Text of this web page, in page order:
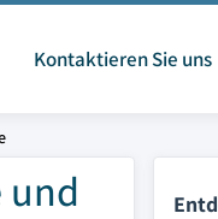
Kontaktieren Sie uns
und